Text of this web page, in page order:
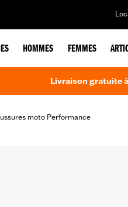
HOMMES FEMMES
Livraison gratuite
moto Performance